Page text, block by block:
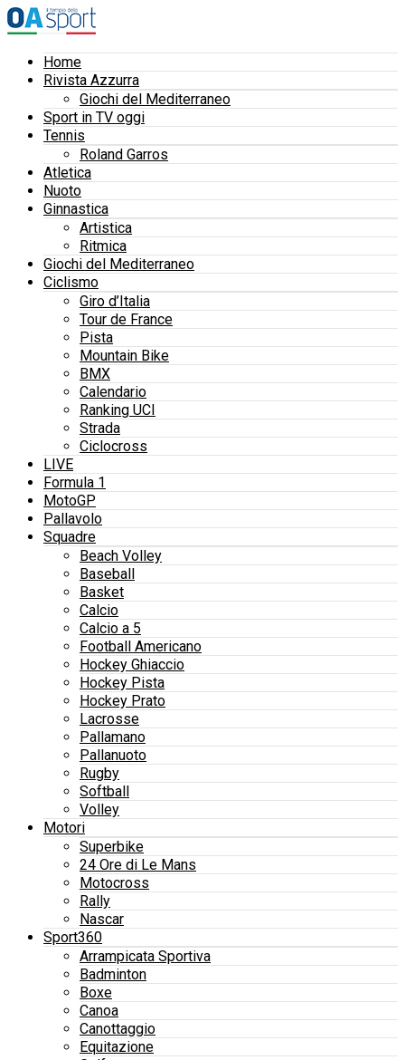
Home
Rivista Azzurra
Giochi del Mediterraneo
Sport in TV oggi
Tennis
Roland Garros
Atletica
Nuoto
Ginnastica
Artistica
Ritmica
Giochi del Mediterraneo
Ciclismo
Giro d’Italia
Tour de France
Pista
Mountain Bike
BMX
Calendario
Ranking UCI
Strada
Ciclocross
LIVE
Formula 1
MotoGP
Pallavolo
Squadre
Beach Volley
Baseball
Basket
Calcio
Calcio a 5
Football Americano
Hockey Ghiaccio
Hockey Pista
Hockey Prato
Lacrosse
Pallamano
Pallanuoto
Rugby
Softball
Volley
Motori
Superbike
24 Ore di Le Mans
Motocross
Rally
Nascar
Sport360
Arrampicata Sportiva
Badminton
Boxe
Canoa
Canottaggio
Equitazione